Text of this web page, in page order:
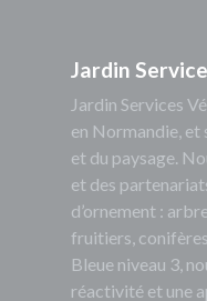
Jardin
Jardin Services
en Normandie, et
et du paysage.
et des
d’ornement :
fruitiers,
Bleue niveau 3,
réactivité et une